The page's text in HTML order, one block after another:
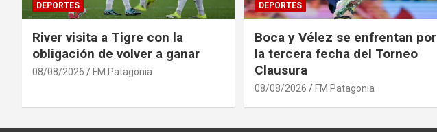
DEPORTES
River visita a Tigre con la
obligación de volver a ganar
08/08/2026 FM Patagonia
DEPORTES
Boca y Vélez se enfrentan por
la tercera fecha del Torneo
Clausura
08/08/2026 FM Patagonia